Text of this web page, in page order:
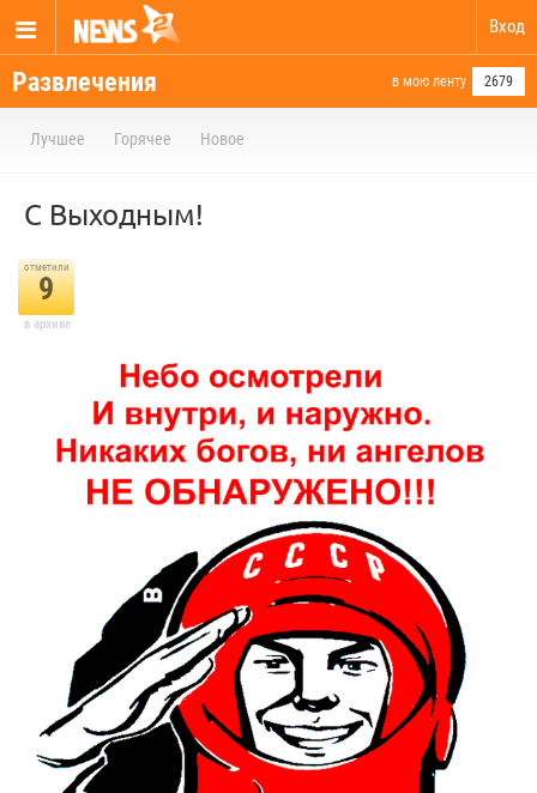
Вход
Развлечения в мою ленту 2679
Лучшее Горячее Новое
С Выходным!
отметили
9
в архиве